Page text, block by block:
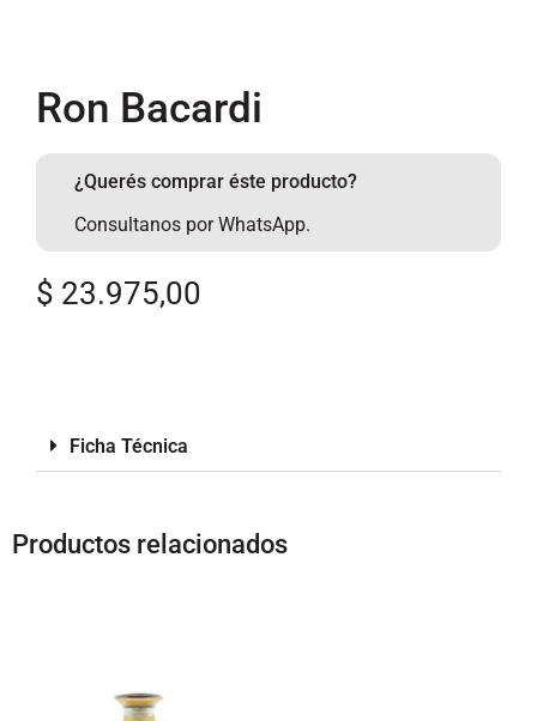
Ron Bacardi
¿Querés comprar éste producto?
Consultanos por WhatsApp.
$ 23.975,00
Ficha Técnica
Productos relacionados